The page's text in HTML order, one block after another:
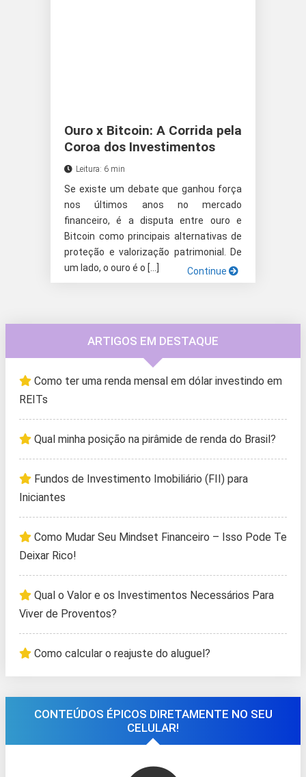
Ouro x Bitcoin: A Corrida pela
Coroa dos Investimentos
Leitura: 6 min
Se existe um debate que ganhou força
nos últimos anos no mercado
financeiro, é a disputa entre ouro e
Bitcoin como principais alternativas de
proteção e valorização patrimonial. De
um lado, o ouro é o […]
Continue
ARTIGOS EM DESTAQUE
Como ter uma renda mensal em dólar investindo em
REITs
Qual minha posição na pirâmide de renda do Brasil?
Fundos de Investimento Imobiliário (FII) para
Iniciantes
Como Mudar Seu Mindset Financeiro – Isso Pode Te
Deixar Rico!
Qual o Valor e os Investimentos Necessários Para
Viver de Proventos?
Como calcular o reajuste do aluguel?
CONTEÚDOS ÉPICOS DIRETAMENTE NO SEU
CELULAR!